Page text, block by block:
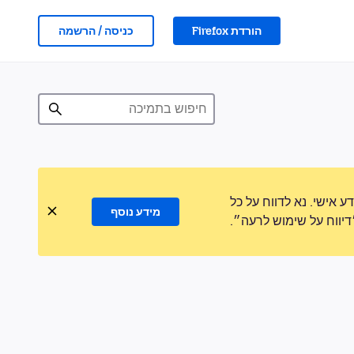
הורדת Firefox כניסה / הרשמה
נא לדווח על כל
על שימוש לרעה״.
מידע נוסף